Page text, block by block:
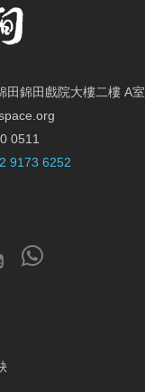
田錦田戲院大樓二樓 A室
0511
9173 6252